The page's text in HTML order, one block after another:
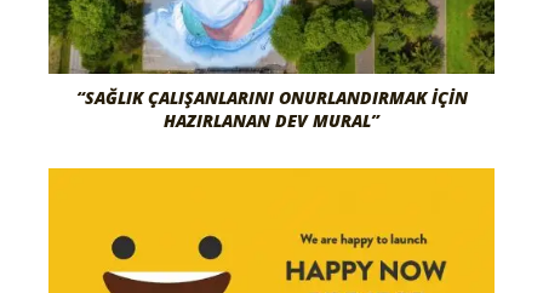
“SAĞLIK ÇALIŞANLARINI ONURLANDIRMAK İÇIN
HAZIRLANAN DEV MURAL”